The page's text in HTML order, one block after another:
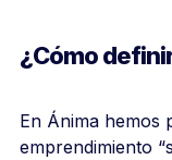
¿Cómo
En Ánima hemos
emprendimiento